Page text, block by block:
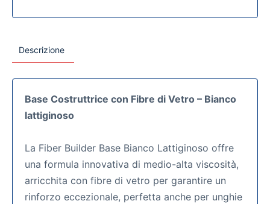
Descrizione
Base Costruttrice con Fibre di Vetro – Bianco
lattiginoso
La Fiber Builder Base Bianco Lattiginoso offre
una formula innovativa di medio-alta viscosità,
arricchita con fibre di vetro per garantire un
rinforzo eccezionale, perfetta anche per unghie